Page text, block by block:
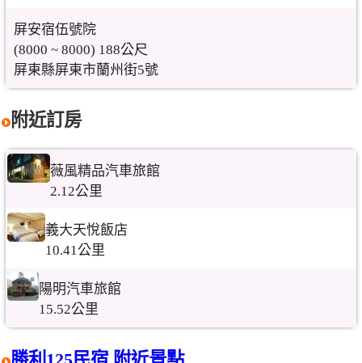
屏安宿伍號院
(8000 ~ 8000) 188公尺
屏東縣屏東市蘭州街5號
附近訂房
薇風精品汽車旅館
2.12公里
義大天悅飯店
10.41公里
陽明汽車旅館
15.52公里